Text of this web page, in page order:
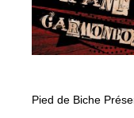
Pied de Biche